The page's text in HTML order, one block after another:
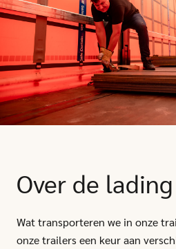
Over de lading
Wat transporteren we in onze
onze trailers een keur aan